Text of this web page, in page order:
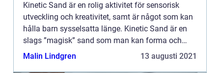
Kinetic Sand är en rolig aktivitet för sensorisk
utveckling och kreativitet, samt är något som kan
hålla barn sysselsatta länge. Kinetic Sand är en
slags ”magisk” sand som man kan forma och
leka med ut...
Malin Lindgren 13 augusti 2021